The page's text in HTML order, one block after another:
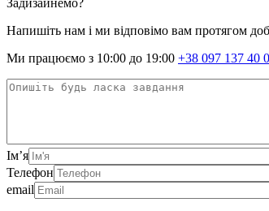
Задизайнемо?
Напишіть нам і ми відповімо вам протягом
Ми працюємо з 10:00 до 19:00 +38 097 137 40
Ім’я
Телефон
email